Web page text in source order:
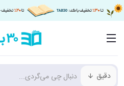
دقیق